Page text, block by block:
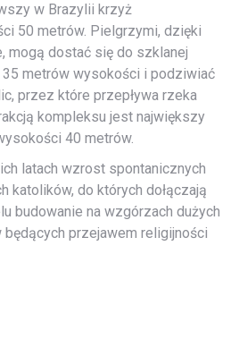
w Brazylii krzyż
50 metrów. Pielgrzymi, dzięki
mogą dostać się do szklanej
metrów wysokości i podziwiać
przez które przepływa rzeka
kompleksu jest największy
40 metrów.
latach wzrost spontanicznych
katolików, do których dołączają
budowanie na wzgórzach dużych
będących przejawem religijności